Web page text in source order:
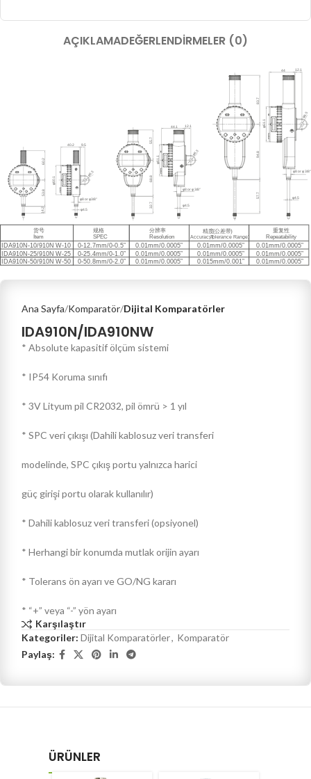
AÇIKLAMADEĞERLENDIRMELER (0)
Ana Sayfa Komparatör Dijital Komparatörler
IDA910N/IDA910NW
* Absolute kapasitif ölçüm sistemi
* IP54 Koruma sınıfı
* 3V Lityum pil CR2032, pil ömrü > 1 yıl
* SPC veri çıkışı (Dahili kablosuz veri transferi
modelinde, SPC çıkış portu yalnızca harici
güç girişi portu olarak kullanılır)
* Dahili kablosuz veri transferi (opsiyonel)
* Herhangi bir konumda mutlak orijin ayarı
* Tolerans ön ayarı ve GO/NG kararı
* “+” veya “-” yön ayarı
Karşılaştır
Kategoriler: Dijital Komparatörler, Komparatör
Paylaş:
ÜRÜNLER